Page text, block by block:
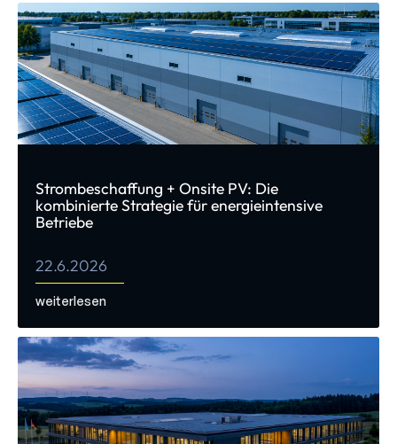
Strombeschaffung + Onsite PV: Die
kombinierte Strategie für energieintensive
Betriebe
22.6.2026
weiterlesen